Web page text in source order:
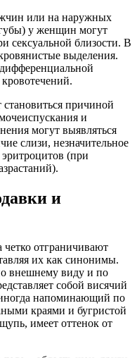
или на наружных
у женщин могут
сексуальной близости. В
выделения.
причиной
и
могут выявляться
слизи, незначительное
(при
и
четко отграничивают
их как синонимы.
внешнему виду и по
собой висячий
напоминающий по
краями и бугристой
имеет оттенок от